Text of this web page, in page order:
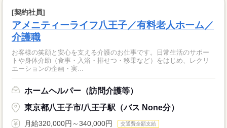
[契約社員]
アメニティーライフ八王子／有料老人ホーム／
介護職
お客様の笑顔と安心を支える介護のお仕事です。日常生活のサポー
トや身体介助（食事・入浴・排せつ・移乗など）をはじめ、レクリ
エーションの企画・実...
ホームヘルパー（訪問介護等）
東京都八王子市/八王子駅（バス None分）
月給320,000円～340,000円 交通費全額支給